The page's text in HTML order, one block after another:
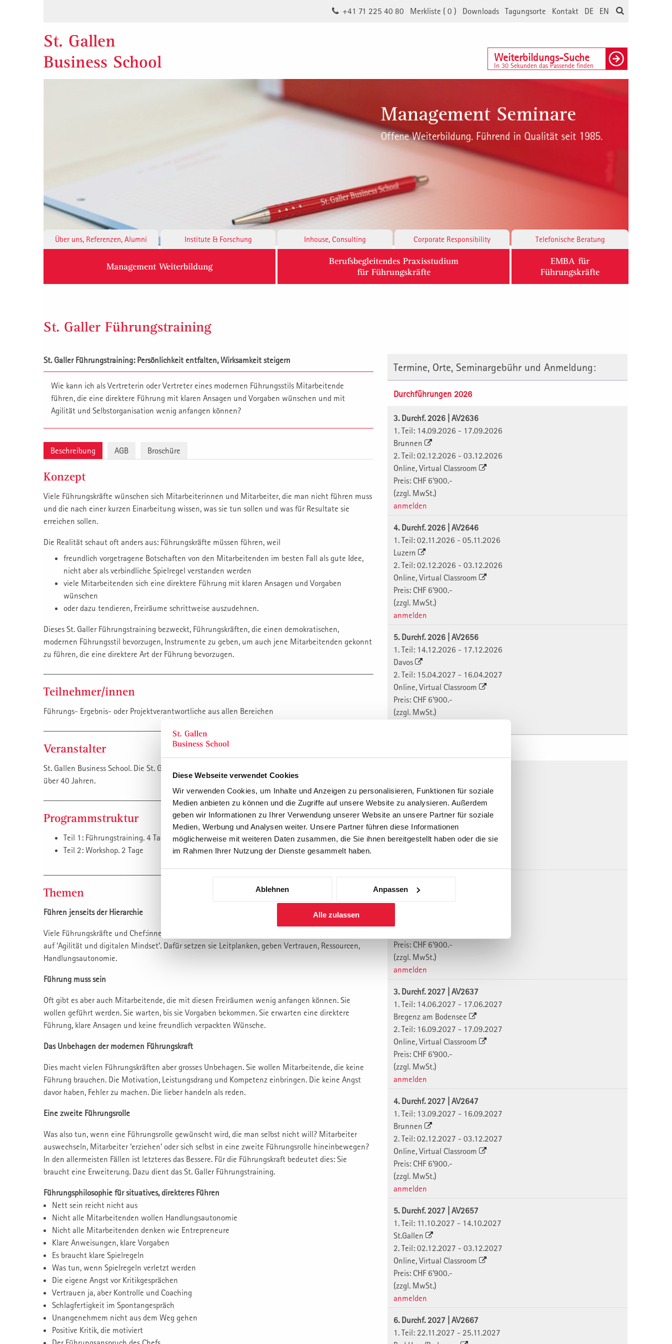
Diese Webseite verwendet Cookies
Wir verwenden Cookies, um Inhalte und Anzeigen zu personalisieren, Funktionen für soziale
Medien anbieten zu können und die Zugriffe auf unsere Website zu analysieren. Außerdem
geben wir Informationen zu Ihrer Verwendung unserer Website an unsere Partner für soziale
Medien, Werbung und Analysen weiter. Unsere Partner führen diese Informationen
möglicherweise mit weiteren Daten zusammen, die Sie ihnen bereitgestellt haben oder die sie
im Rahmen Ihrer Nutzung der Dienste gesammelt haben.
Ablehnen Anpassen
Alle zulassen
EN
DE
Kontakt
Tagungsorte
Downloads
Merkliste (0 )
+41 71 225 40 80
St. Gallen
Business School
Weiterbildungs-Suche
In 30 Sekunden das Passende finden
Über uns, Referenzen, Alumni Institute & Forschung Inhouse, Consulting Corporate Responsibility Telefonische Beratung
Management Weiterbildung
Berufsbegleitendes Praxisstudium
für Führungskräfte
EMBA für
Führungskräfte
St. Galler Führungstraining
St. Galler Führungstraining: Persönlichkeit entfalten, Wirksamkeit steigern
Wie kann ich als Vertreterin oder Vertreter eines modernen Führungsstils Mitarbeitende
führen, die eine direktere Führung mit klaren Ansagen und Vorgaben wünschen und mit
Agilität und Selbstorganisation wenig anfangen können?
Beschreibung AGB Broschüre
Konzept
Viele Führungskräfte wünschen sich Mitarbeiterinnen und Mitarbeiter, die man nicht führen muss
und die nach einer kurzen Einarbeitung wissen, was sie tun sollen und was für Resultate sie
erreichen sollen.
Die Realität schaut oft anders aus: Führungskräfte müssen führen, weil
freundlich vorgetragene Botschaften von den Mitarbeitenden im besten Fall als gute Idee,
nicht aber als verbindliche Spielregel verstanden werden
viele Mitarbeitenden sich eine direktere Führung mit klaren Ansagen und Vorgaben
wünschen
oder dazu tendieren, Freiräume schrittweise auszudehnen.
Dieses St. Galler Führungstraining bezweckt, Führungskräften, die einen demokratischen,
modernen Führungsstil bevorzugen, Instrumente zu geben, um auch jene Mitarbeitenden gekonnt
zu führen, die eine direktere Art der Führung bevorzugen.
Teilnehmer/innen
Führungs- Ergebnis- oder Projektverantwortliche aus allen Bereichen
Veranstalter
St. Gallen Business School. Die St. Galler Management Weiterbildung für die Praxis. Qualität seit
über 40 Jahren.
Programmstruktur
Teil 1: Führungstraining. 4 Tage
Teil 2: Workshop. 2 Tage
Themen
Führen jenseits der Hierarchie
Viele Führungskräfte und Chef:innen praktizieren heute einen modernen Führungsstil. Sie setzen
auf ‘Agilität und digitalen Mindset’. Dafür setzen sie Leitplanken, geben Vertrauen, Ressourcen,
Handlungsautonomie.
Führung muss sein
Oft gibt es aber auch Mitarbeitende, die mit diesen Freiräumen wenig anfangen können. Sie
wollen geführt werden. Sie warten, bis sie Vorgaben bekommen. Sie erwarten eine direktere
Führung, klare Ansagen und keine freundlich verpackten Wünsche.
Das Unbehagen der modernen Führungskraft
Dies macht vielen Führungskräften aber grosses Unbehagen. Sie wollen Mitarbeitende, die keine
Führung brauchen. Die Motivation, Leistungsdrang und Kompetenz einbringen. Die keine Angst
davor haben, Fehler zu machen. Die lieber handeln als reden.
Eine zweite Führungsrolle
Was also tun, wenn eine Führungsrolle gewünscht wird, die man selbst nicht will? Mitarbeiter
auswechseln, Mitarbeiter ‘erziehen’ oder sich selbst in eine zweite Führungsrolle hineinbewegen?
In den allermeisten Fällen ist letzteres das Bessere. Für die Führungskraft bedeutet dies: Sie
braucht eine Erweiterung. Dazu dient das St. Galler Führungstraining.
Führungsphilosophie für situatives, direkteres Führen
Nett sein reicht nicht aus
Nicht alle Mitarbeitenden wollen Handlungsautonomie
Nicht alle Mitarbeitenden denken wie Entrepreneure
Klare Anweisungen, klare Vorgaben
Es braucht klare Spielregeln
Was tun, wenn Spielregeln verletzt werden
Die eigene Angst vor Kritikgesprächen
Vertrauen ja, aber Kontrolle und Coaching
Schlagfertigkeit im Spontangespräch
Unangenehmem nicht aus dem Weg gehen
Positive Kritik, die motiviert
Termine, Orte, Seminargebühr und Anmeldung:
Durchführungen 2026
3. Durchf. 2026 | AV2636
1. Teil: 14.09.2026 - 17.09.2026
Brunnen
2. Teil: 02.12.2026 - 03.12.2026
Online, Virtual Classroom
Preis: CHF 6'900.-
(zzgl. MwSt.)
anmelden
4. Durchf. 2026 | AV2646
1. Teil: 02.11.2026 - 05.11.2026
Luzern
2. Teil: 02.12.2026 - 03.12.2026
Online, Virtual Classroom
Preis: CHF 6'900.-
(zzgl. MwSt.)
anmelden
5. Durchf. 2026 | AV2656
1. Teil: 14.12.2026 - 17.12.2026
Davos
2. Teil: 15.04.2027 - 16.04.2027
Online, Virtual Classroom
Preis: CHF 6'900.-
(zzgl. MwSt.)
St.Gallen
2. Teil: 15.04.2027 - 16.04.2027
Online, Virtual Classroom
Preis: CHF 6'900.-
1. Teil: 08.03.2027 - 11.03.2027
Preis: CHF 6'900.-
(zzgl. MwSt.)
anmelden
3. Durchf. 2027 | AV2637
1. Teil: 14.06.2027 - 17.06.2027
Bregenz am Bodensee
2. Teil: 16.09.2027 - 17.09.2027
Online, Virtual Classroom
Preis: CHF 6'900.-
(zzgl. MwSt.)
anmelden
4. Durchf. 2027 | AV2647
1. Teil: 13.09.2027 - 16.09.2027
Brunnen
2. Teil: 02.12.2027 - 03.12.2027
Online, Virtual Classroom
Preis: CHF 6'900.-
(zzgl. MwSt.)
anmelden
5. Durchf. 2027 | AV2657
1. Teil: 11.10.2027 - 14.10.2027
St.Gallen
2. Teil: 02.12.2027 - 03.12.2027
Online, Virtual Classroom
Preis: CHF 6'900.-
(zzgl. MwSt.)
anmelden
6. Durchf. 2027 | AV2667
1. Teil: 22.11.2027 - 25.11.2027